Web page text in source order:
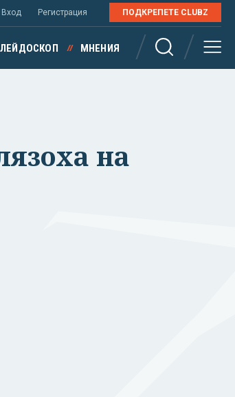
Вход Регистрация ПОДКРЕПЕТЕ CLUBZ
МНЕНИЯ
на